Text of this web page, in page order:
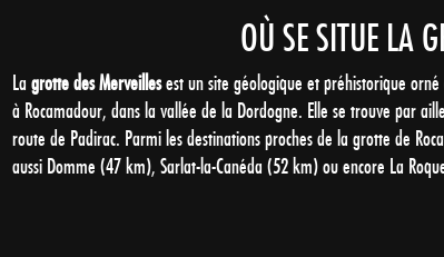
OÙ SE SITUE LA
La grotte des Merveillesest un site géologique et préhistorique
à Rocamadour, dans la vallée de la Dordogne. Elle se trouve par
route de Padirac. Parmi les destinations proches de la grotte de
aussi Domme (47 km), Sarlat-la-Canéda (52 km) ou encore La